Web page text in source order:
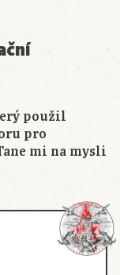
použil
pro
mi na mysli